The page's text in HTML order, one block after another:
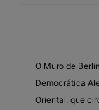
O Muro de
Democrática
Oriental, que